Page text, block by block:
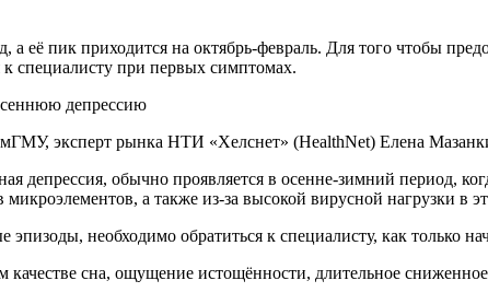
а её пик приходится на октябрь-февраль. Для того чтобы
к специалисту при первых симптомах.
эксперт рынка НТИ «Хелснет» (HealthNet) Елена
депрессия, обычно проявляется в осенне-зимний период,
а также из-за высокой вирусной нагрузки в
необходимо обратиться к специалисту, как только
качестве сна, ощущение истощённости, длительное